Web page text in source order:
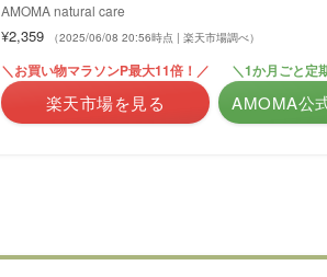
AMOMA natural care
¥2,359 （2025/06/08 20:56時点 | 楽天市場調べ）
＼お買い物マラソンP最大11倍！／
楽天市場を見る
＼1か月ごと定
AMOMA公